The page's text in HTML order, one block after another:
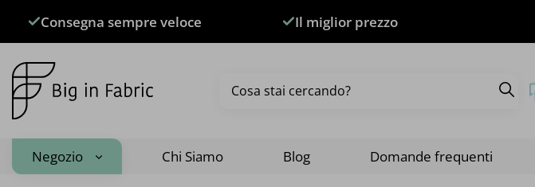
contenuti
Consegna sempre veloce Il miglior prezzo
Negozio Chi Siamo Blog Domande frequenti